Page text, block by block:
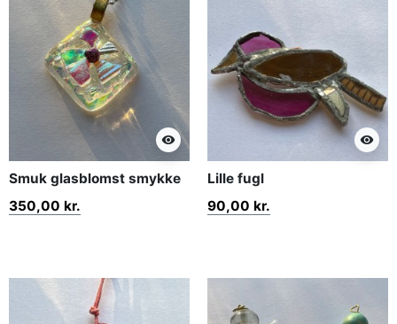
visibility
Smuk glasblomst smykke
350,00 kr.
visibility
Lille fugl
90,00 kr.